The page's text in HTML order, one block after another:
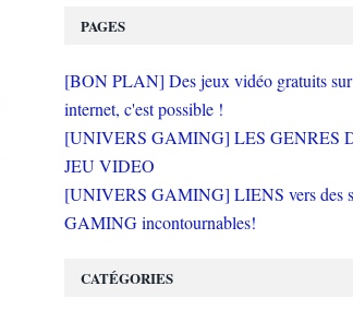
PAGES
[BON PLAN] Des jeux vidéo gratuits sur
internet, c'est possible !
[UNIVERS GAMING] LES GENRES
JEU VIDEO
[UNIVERS GAMING] LIENS vers des
GAMING incontournables!
CATÉGORIES